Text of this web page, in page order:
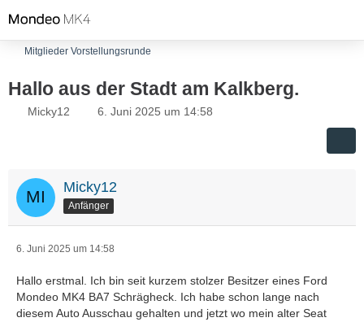
Mitglieder Vorstellungsrunde
Hallo aus der Stadt am Kalkberg.
Micky12 6. Juni 2025 um 14:58
Micky12
Anfänger
6. Juni 2025 um 14:58
Hallo erstmal. Ich bin seit kurzem stolzer Besitzer eines Ford
Mondeo MK4 BA7 Schrägheck. Ich habe schon lange nach
diesem Auto Ausschau gehalten und jetzt wo mein alter Seat